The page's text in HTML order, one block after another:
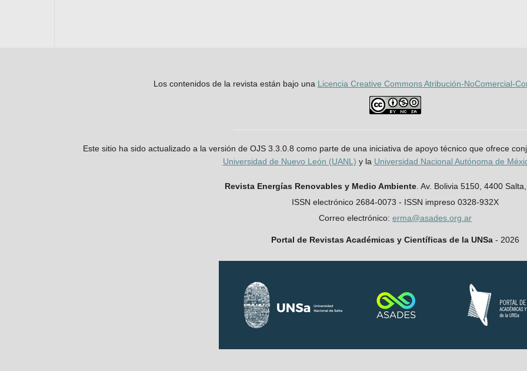
Los contenidos de la revista están bajo una Licencia Creative Commons Atribución-NoComercial-
Este sitio ha sido actualizado a la versión de OJS 3.3.0.8 como parte de una iniciativa de apoyo técnico que ofrece
Universidad de Nuevo León (UANL) y la Universidad Nacional Autónoma de
Revista Energías Renovables y Medio Ambiente. Av. Bolivia 5150, 4400 Salta,
ISSN electrónico 2684-0073 - ISSN impreso 0328-932X
Correo electrónico: erma@asades.org.ar
Portal de Revistas Académicas y Científicas de la UNSa - 2026